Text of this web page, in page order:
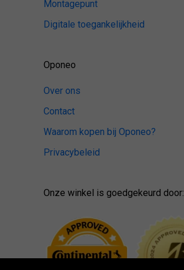
Montagepunt
Digitale toegankelijkheid
Oponeo
Over ons
Contact
Waarom kopen bij Oponeo?
Privacybeleid
Onze winkel is goedgekeurd door: